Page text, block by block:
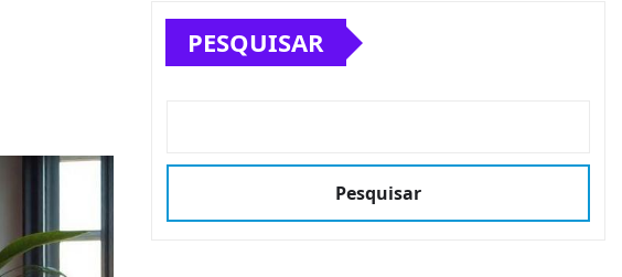
PESQUISAR
Pesquisar